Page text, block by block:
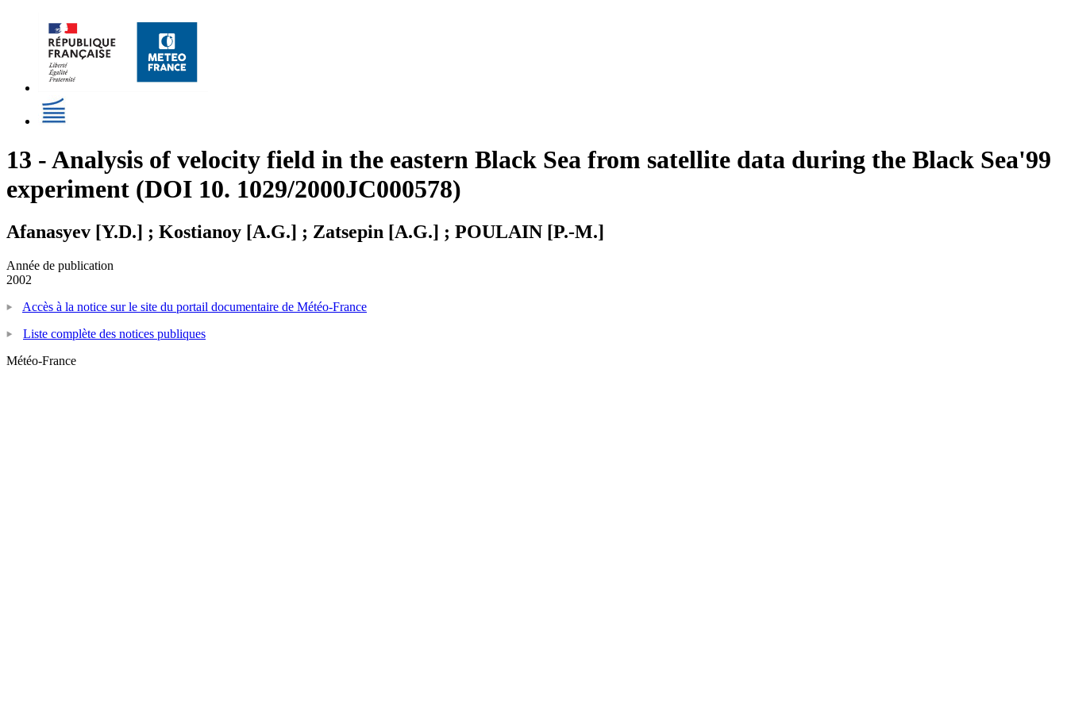
13 - Analysis of velocity field in the eastern Black Sea from satellite data during the Black Sea'99
experiment (DOI 10. 1029/2000JC000578)
Afanasyev [Y.D.] ; Kostianoy [A.G.] ; Zatsepin [A.G.] ; POULAIN [P.-M.]
Année de publication
2002
Accès à la notice sur le site du portail documentaire de Météo-France
Liste complète des notices publiques
Météo-France